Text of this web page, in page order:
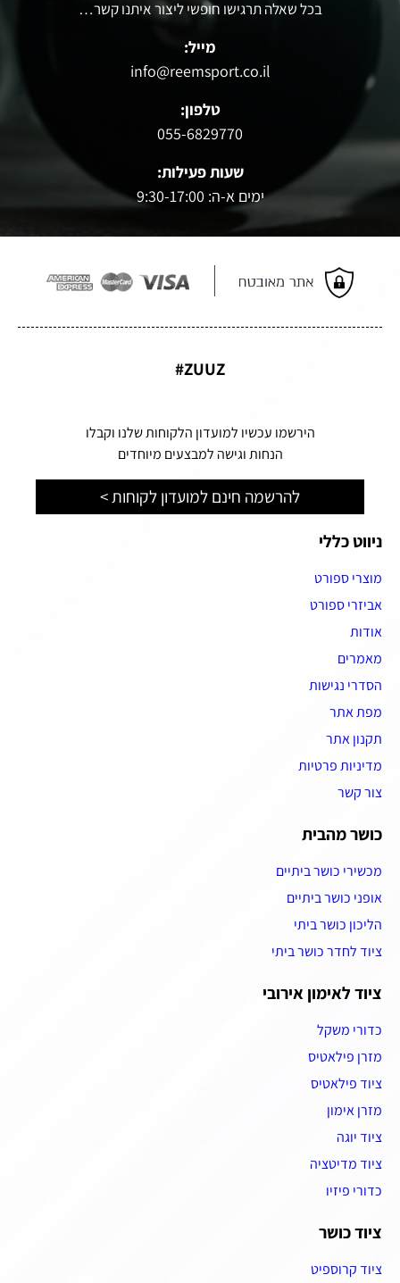
בכל שאלה תרגישו חופשי ליצור איתנו קשר…
מייל:
info@reemsport.co.il
טלפון:
055-6829770
שעות פעילות:
ימים א-ה: 9:30-17:00
ZUUZ#
הירשמו עכשיו למועדון הלקוחות שלנו וקבלו
הנחות וגישה למבצעים מיוחדים
להרשמה חינם למועדון לקוחות >
ניווט כללי
מוצרי ספורט
אביזרי ספורט
אודות
מאמרים
הסדרי נגישות
מפת אתר
תקנון אתר
מדיניות פרטיות
צור קשר
כושר מהבית
מכשירי כושר ביתיים
אופני כושר ביתיים
הליכון כושר ביתי
ציוד לחדר כושר ביתי
ציוד לאימון אירובי
כדורי משקל
מזרן פילאטיס
ציוד פילאטיס
מזרן אימון
ציוד יוגה
ציוד מדיטציה
כדורי פיזיו
ציוד כושר
ציוד קרוספיט